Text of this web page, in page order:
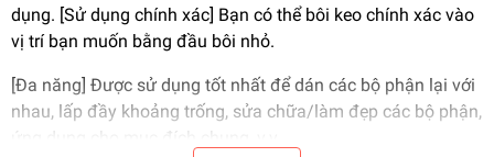
dụng. [Sử dụng chính xác] Bạn có thể bôi keo chính xác vào
vị trí bạn muốn bằng đầu bôi nhỏ.
[Đa năng] Được sử dụng tốt nhất để dán các bộ phận lại với
nhau, lấp đầy khoảng trống, sửa chữa/làm đẹp các bộ phận,
ứng dụng cho mục đích chung, v.v.